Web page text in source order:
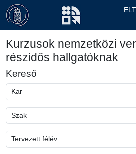
Kurzusok nemzetközi
részidős hallgatóknak
Kereső